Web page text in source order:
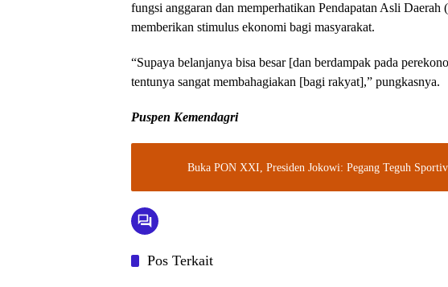
fungsi anggaran dan memperhatikan Pendapatan Asli
memberikan stimulus ekonomi bagi masyarakat.
“Supaya belanjanya bisa besar [dan berdampak pada
tentunya sangat membahagiakan [bagi rakyat],” pungkasnya.
Puspen Kemendagri
Buka PON XXI, Presiden Jokowi: Pegang Teguh
Pos Terkait
Kemendagri